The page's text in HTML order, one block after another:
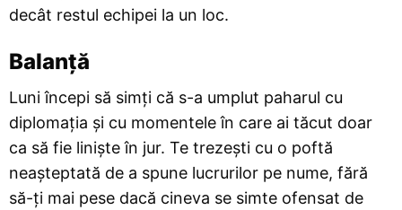
decât restul echipei la un loc.
Balanță
Luni începi să simți că s-a umplut paharul cu
diplomația și cu momentele în care ai tăcut doar
ca să fie liniște în jur. Te trezești cu o poftă
neașteptată de a spune lucrurilor pe nume, fără
să-ți mai pese dacă cineva se simte ofensat de